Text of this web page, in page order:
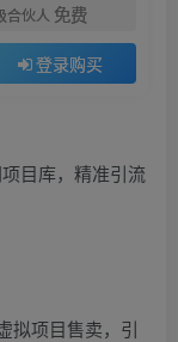
合伙人 免费
登录购买
拟项目售卖，引